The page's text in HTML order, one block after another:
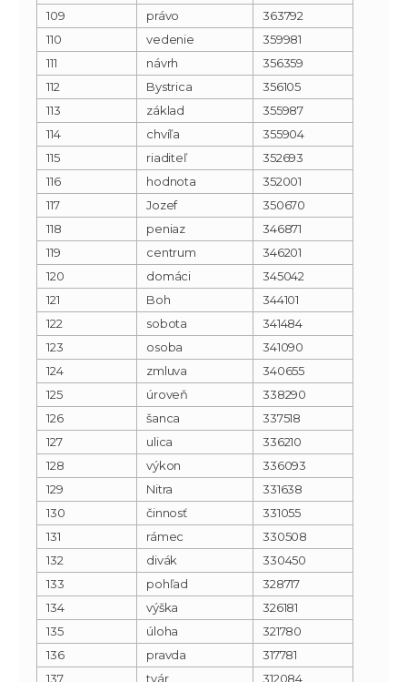
109
právo
363792
110
vedenie
359981
111
návrh
356359
112
Bystrica
356105
113
základ
355987
114
chvíľa
355904
115
riaditeľ
352693
116
hodnota
352001
117
Jozef
350670
118
peniaz
346871
119
centrum
346201
120
domáci
345042
121
Boh
344101
122
sobota
341484
123
osoba
341090
124
zmluva
340655
125
úroveň
338290
126
šanca
337518
127
ulica
336210
128
výkon
336093
129
Nitra
331638
130
činnosť
331055
131
rámec
330508
132
divák
330450
133
pohľad
328717
134
výška
326181
135
úloha
321780
136
pravda
317781
137
tvár
312084